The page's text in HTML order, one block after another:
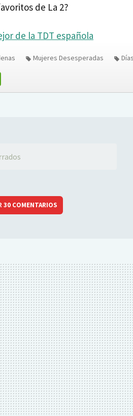
de La 2?
de la TDT española
Mujeres Desesperadas
30 COMENTARIOS